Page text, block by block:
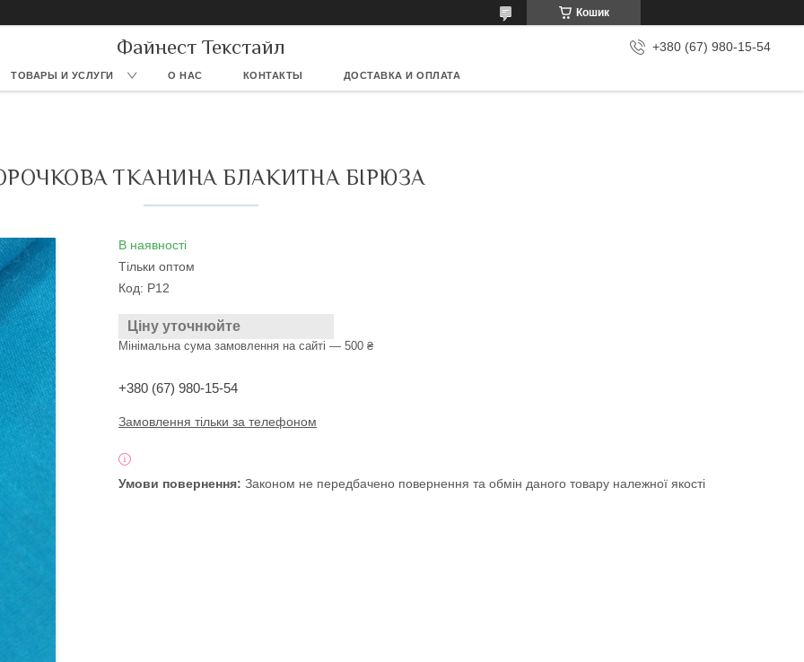
Кошик
Файнест Текстайл +380 (67) 980-15-54
ТОВАРЫ И УСЛУГИ О НАС КОНТАКТЫ ДОСТАВКА И ОПЛАТА
ТКАНИНА БЛАКИТНА БІРЮЗА
В наявності
Тільки оптом
Код: Р12
Ціну уточнюйте
Мінімальна сума замовлення на сайті — 500 ₴
+380 (67) 980-15-54
Замовлення тільки за телефоном
Законом не передбачено повернення та обмін даного товару належної якості